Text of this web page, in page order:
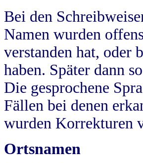
Bei den
Namen wurden
verstanden hat, oder
haben. Später dann
Die gesprochene
Fällen bei denen
wurden Korrekturen
Ortsnamen